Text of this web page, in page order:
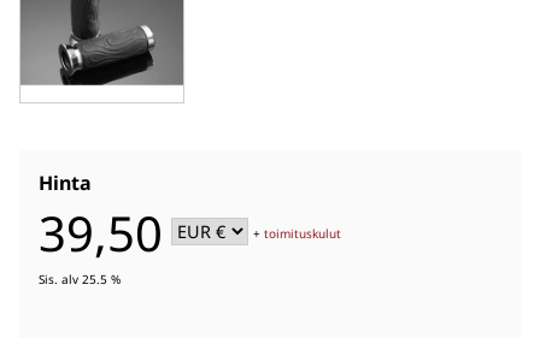
Hinta
39,50 +toimituskulut
Sis. alv 25.5 %